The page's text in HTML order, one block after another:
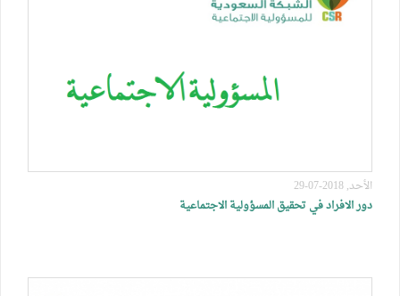
الأحد, 2018-07-29
دور الافراد في تحقيق المسؤولية الاجتماعية